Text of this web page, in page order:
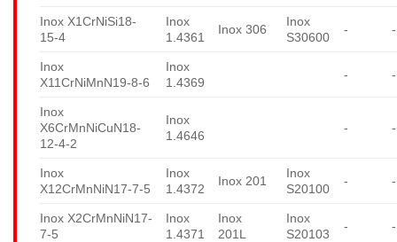
Inox X1CrNiSi18-
15-4
Inox
1.4361
Inox 306
Inox
S30600
- -
Inox
X11CrNiMnN19-8-6
Inox
1.4369
- -
Inox
X6CrMnNiCuN18-
12-4-2
Inox
1.4646
- -
Inox
X12CrMnNiN17-7-5
Inox
1.4372
Inox 201
Inox
S20100
- -
Inox X2CrMnNiN17-
7-5
Inox
1.4371
Inox
201L
Inox
S20103
- -